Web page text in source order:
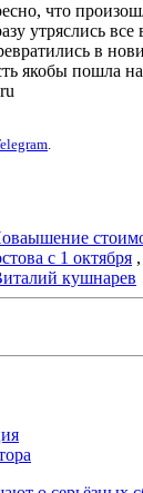
что
утряслись
в
якобы пошла
.
с 1 октября ,
кушнарев